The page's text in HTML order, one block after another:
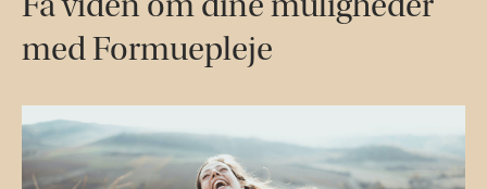
med Formuepleje